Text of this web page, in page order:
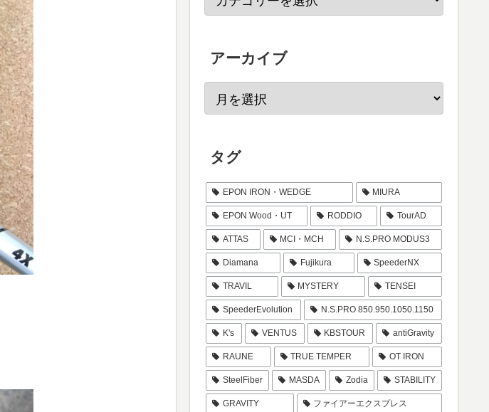
アーカイブ
タグ
EPON IRON・WEDGE MIURA
EPON Wood・UT RODDIO TourAD
ATTAS MCI・MCH N.S.PRO MODUS3
Diamana Fujikura SpeederNX
TRAVIL MYSTERY TENSEI
SpeederEvolution N.S.PRO 850.950.1050.1150
K's VENTUS KBSTOUR antiGravity
RAUNE TRUE TEMPER OT IRON
SteelFiber MASDA Zodia STABILITY
GRAVITY ファイアーエクスプレス